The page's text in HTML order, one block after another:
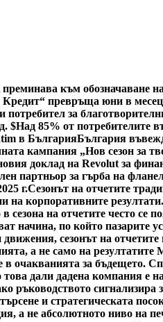
към обозначаване
Кредит“ превръща юни в месец
потребител за
$Над 85% от потребителите
в БългарияБългария
кампания „Нов сезон за
доклад на Revolut за
партньор за гърба на
г.Сезонът на отчетите
на корпоративните
сезона на отчетите често се
начина, по който пазарите
сезонът на
а не само на
в очакванията за бъдещето.
това дали дадена компания е
ръководството
и стратегическата
а не абсолютното ниво на